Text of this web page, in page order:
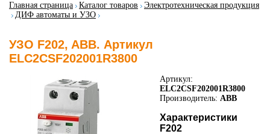
Главная страница Каталог товаров
Электротехническая продукция
ДИФ автоматы и УЗО
УЗО F202, ABB. Артикул
ELC2CSF202001R3800
Артикул:
ELC2CSF202001R3800
Производитель: ABB
Характеристики
F202